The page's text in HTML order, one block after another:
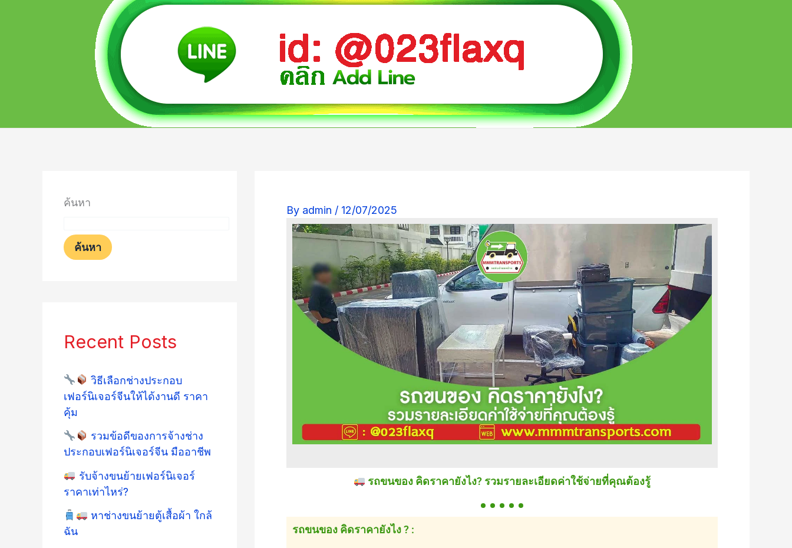
ค้นหา
ค้นหา
Recent Posts
วิธีเลือกช่างประกอบ
เฟอร์นิเจอร์จีนให้ได้งานดี ราคา
คุ้ม
รวมข้อดีของการจ้างช่าง
ประกอบเฟอร์นิเจอร์จีน มืออาชีพ
รับจ้างขนย้ายเฟอร์นิเจอร์
ราคาเท่าไหร่?
หาช่างขนย้ายตู้เสื้อผ้า ใกล้
ฉัน
By admin / 12/07/2025
รถขนของ คิดราคายังไง? รวมรายละเอียดค่าใช้จ่ายที่คุณต้องรู้
รถขนของ คิดราคายังไง ? :